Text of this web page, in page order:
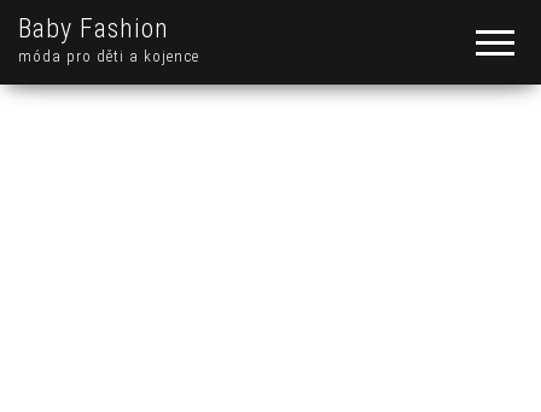
Baby Fashion
móda pro děti a kojence